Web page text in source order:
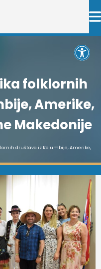
folklornih
Amerike,
Makedonije
društava iz Kolumbije, Amerike,